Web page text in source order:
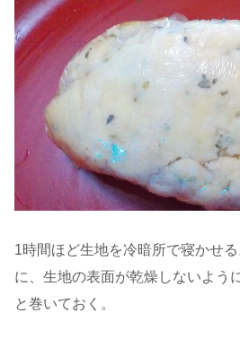
1時間ほど生地を冷暗所で寝かせ
に、生地の表面が乾燥しないよう
と巻いておく。